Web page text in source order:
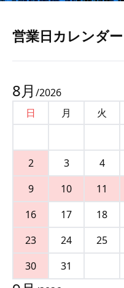
営業⽇カレンダー
8月 /2026
日
月 火
2
3 4
9
10 11
16
17 18
23
24 25
30
31